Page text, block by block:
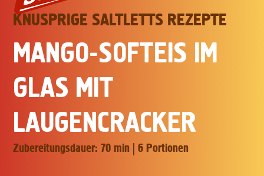
MIT UNS
ARBEITEN
KNUSPRIGE SALTLETTS REZEPTE
MANGO-SOFTEIS IM
GLAS MIT
LAUGENCRACKER
Zubereitungsdauer: 70 min | 6 Portionen